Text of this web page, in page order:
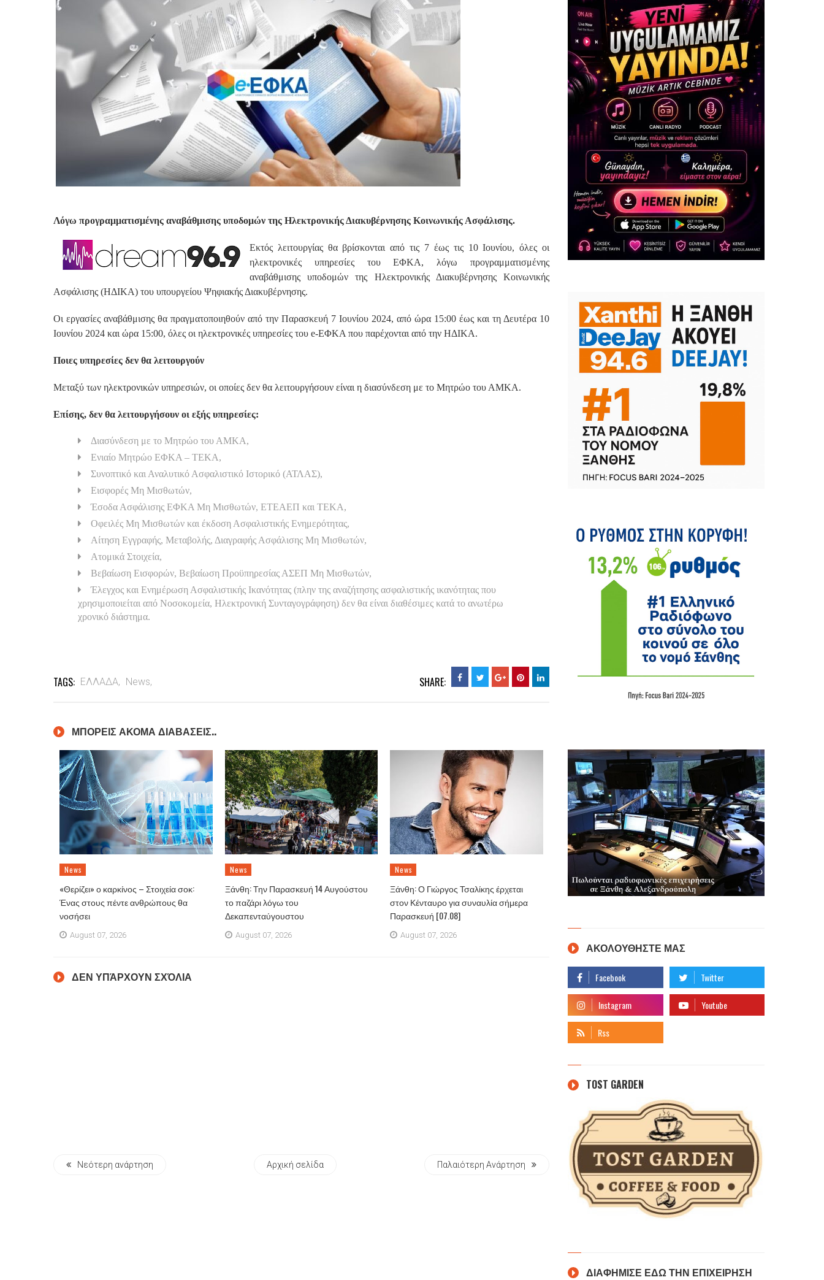
Λόγω προγραμματισμένης αναβάθμισης υποδομών της Ηλεκτρονικής Διακυβέρνησης Κοινωνικής Ασφάλισης.
Εκτός λειτουργίας θα βρίσκονται από τις 7 έως τις 10 Ιουνίου, όλες οι
ηλεκτρονικές υπηρεσίες του ΕΦΚΑ, λόγω προγραμματισμένης
αναβάθμισης υποδομών της Ηλεκτρονικής Διακυβέρνησης Κοινωνικής
Ασφάλισης (ΗΔΙΚΑ) του υπουργείου Ψηφιακής Διακυβέρνησης.
Οι εργασίες αναβάθμισης θα πραγματοποιηθούν από την Παρασκευή 7 Ιουνίου 2024, από ώρα 15:00 έως και τη Δευτέρα 10
Ιουνίου 2024 και ώρα 15:00, όλες οι ηλεκτρονικές υπηρεσίες του e-ΕΦΚΑ που παρέχονται από την ΗΔΙΚΑ.
Ποιες υπηρεσίες δεν θα λειτουργούν
Μεταξύ των ηλεκτρονικών υπηρεσιών, οι οποίες δεν θα λειτουργήσουν είναι η διασύνδεση με το Μητρώο του ΑΜΚΑ.
Επίσης, δεν θα λειτουργήσουν οι εξής υπηρεσίες:
Διασύνδεση με το Μητρώο του ΑΜΚΑ,
Ενιαίο Μητρώο ΕΦΚΑ – ΤΕΚΑ,
Συνοπτικό και Αναλυτικό Ασφαλιστικό Ιστορικό (ΑΤΛΑΣ),
Εισφορές Μη Μισθωτών,
Έσοδα Ασφάλισης ΕΦΚΑ Μη Μισθωτών, ΕΤΕΑΕΠ και ΤΕΚΑ,
Οφειλές Μη Μισθωτών και έκδοση Ασφαλιστικής Ενημερότητας,
Αίτηση Εγγραφής, Μεταβολής, Διαγραφής Ασφάλισης Μη Μισθωτών,
Ατομικά Στοιχεία,
Βεβαίωση Εισφορών, Βεβαίωση Προϋπηρεσίας ΑΣΕΠ Μη Μισθωτών,
Έλεγχος και Ενημέρωση Ασφαλιστικής Ικανότητας (πλην της αναζήτησης ασφαλιστικής ικανότητας που
χρησιμοποιείται από Νοσοκομεία, Ηλεκτρονική Συνταγογράφηση) δεν θα είναι διαθέσιμες κατά το ανωτέρω
χρονικό διάστημα.
TAGS: ΕΛΛΑΔΑ, News, SHARE:
ΜΠΟΡΕΙΣ ΑΚΟΜΑ ΔΙΑΒΑΣΕΙΣ..
News
«Θερίζει» ο καρκίνος – Στοιχεία σοκ:
Ένας στους πέντε ανθρώπους θα
νοσήσει
August 07, 2026
News
Ξάνθη: Την Παρασκευή 14 Αυγούστου
το παζάρι λόγω του
Δεκαπενταύγουστου
August 07, 2026
News
Ξάνθη: Ο Γιώργος Τσαλίκης έρχεται
στον Κένταυρο για συναυλία σήμερα
Παρασκευή [07.08]
August 07, 2026
ΔΕΝ ΥΠΆΡΧΟΥΝ ΣΧΌΛΙΑ
Νεότερη ανάρτηση Αρχική σελίδα Παλαιότερη Ανάρτηση
ΑΚΟΛΟΥΘΗΣΤΕ ΜΑΣ
TOST GARDEN
ΔΙΑΦΗΜΙΣΕ ΕΔΩ ΤΗΝ ΕΠΙΧΕΙΡΗΣΗ